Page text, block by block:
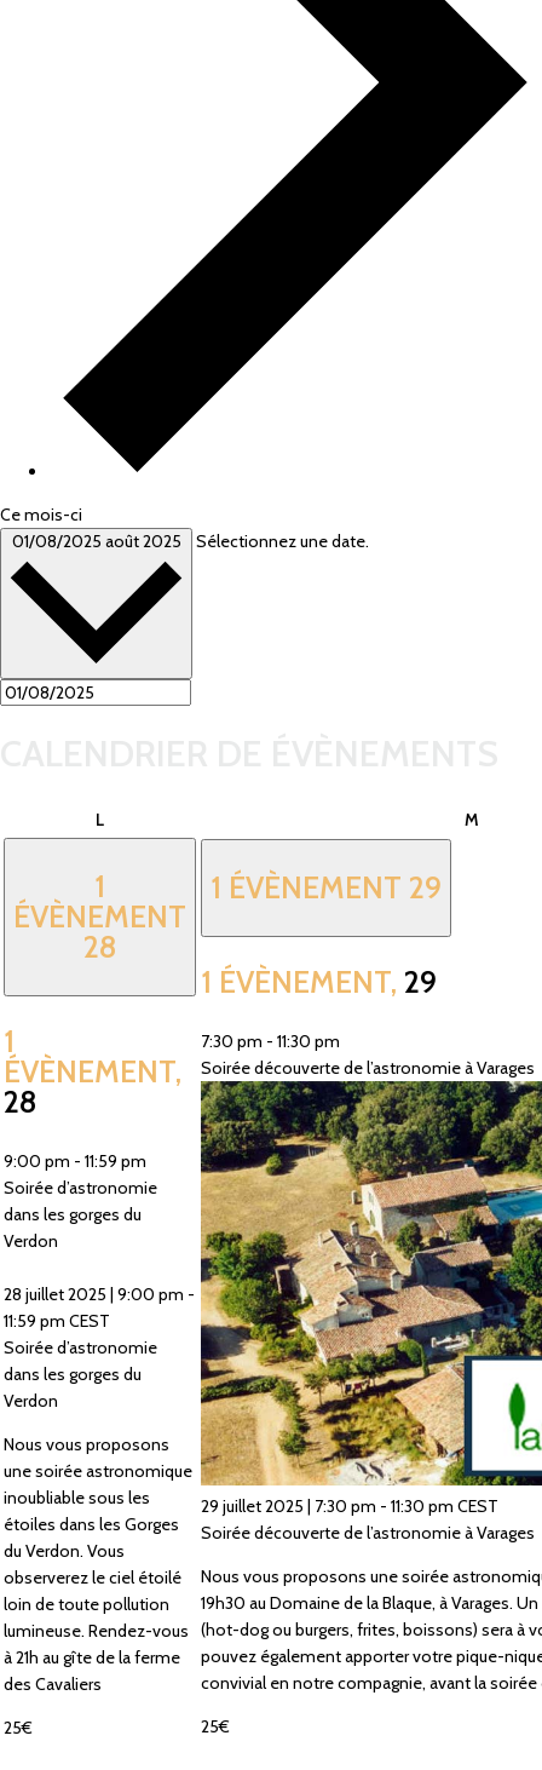
Ce mois-ci
01/08/2025 août 2025 Sélectionnez une date.
Llundi M
1
ÉVÈNEMENT
28
1
ÉVÈNEMENT,
28
9:00 pm - 11:59 pm
Soirée d’astronomie
dans les gorges du
Verdon
28 juillet 2025 | 9:00 pm -
11:59 pm CEST
Soirée d’astronomie
dans les gorges du
Verdon
Nous vous proposons
une soirée astronomique
inoubliable sous les
étoiles dans les Gorges
du Verdon. Vous
observerez le ciel étoilé
loin de toute pollution
lumineuse. Rendez-vous
à 21h au gîte de la ferme
des Cavaliers
25€
1 ÉVÈNEMENT 29
1 ÉVÈNEMENT, 29
7:30 pm - 11:30 pm
Soirée découverte de l’astronomie à Varages
29 juillet 2025 | 7:30 pm - 11:30 pm CEST
Soirée découverte de l’astronomie à Varages
Nous vous proposons une soirée
19h30 au Domaine de la Blaque, à Varages.
(hot-dog ou burgers, frites, boissons) sera à
pouvez également apporter votre pique-
convivial en notre compagnie, avant la
25€